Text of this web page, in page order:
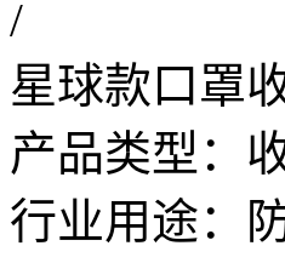
/
星球款口罩
产品类型：
行业用途：